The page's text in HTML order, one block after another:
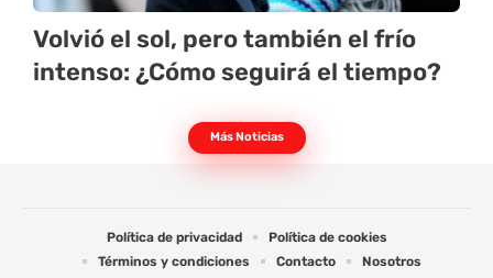
Volvió el sol, pero también el frío
intenso: ¿Cómo seguirá el tiempo?
Más Noticias
Política de privacidad
Política de cookies
Términos y condiciones
Contacto Nosotros